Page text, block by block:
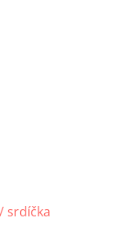
srdíčka